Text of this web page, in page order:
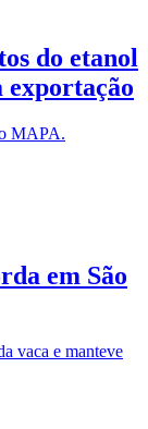
do etanol
exportação
MAPA.
em São
vaca e manteve